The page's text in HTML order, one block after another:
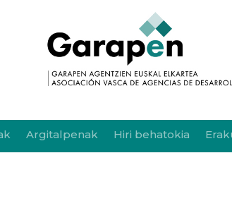
Argitalpenak Hiri behatokia